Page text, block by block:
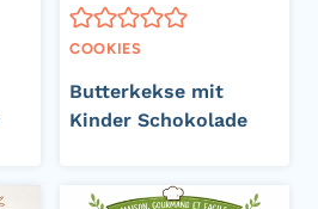
COOKIES
Butterkekse mit
Kinder Schokolade